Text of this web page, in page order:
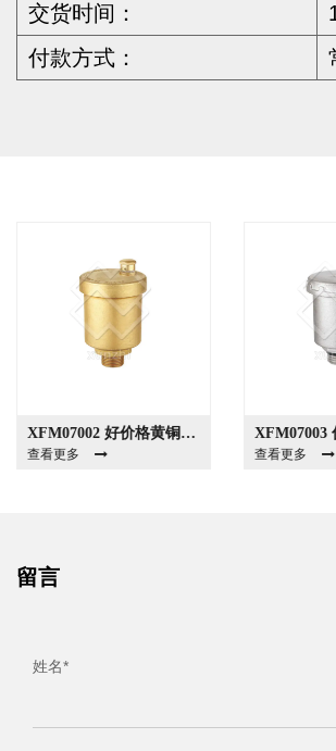
交货时间：
付款方式：
XFM07002 好价格黄铜排气阀 黄铜球阀 管道系统排气阀 排气阀
查看更多 查看更多
留言
姓名*